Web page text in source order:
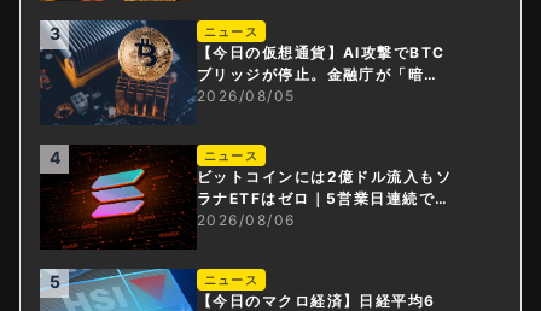
3 ニュース
【今日の仮想通貨】AI攻撃でBTC
ブリッジが停止。金融庁が「暗号
資産・ステーブルコイン課」新設
2026/08/05
4 ニュース
ビットコインには2億ドル流入もソ
ラナETFはゼロ｜5営業日連続で停
止
2026/08/06
5 ニュース
【今日のマクロ経済】日経平均6